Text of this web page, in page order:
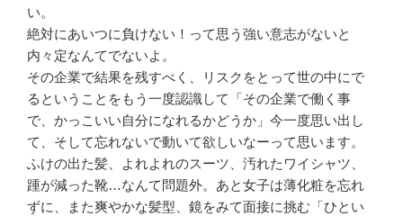
い。
絶対にあいつに負けない！って思う強い意志がないと
内々定なんてでないよ。
その企業で結果を残すべく、リスクをとって世の中にで
るということをもう一度認識して「その企業で働く事
で、かっこいい自分になれるかどうか」今一度思い出し
て、そして忘れないで動いて欲しいなーって思います。
ふけの出た髪、よれよれのスーツ、汚れたワイシャツ、
踵が減った靴…なんて問題外。あと女子は薄化粧を忘れ
ずに、また爽やかな髪型、鏡をみて面接に挑む「ひとい